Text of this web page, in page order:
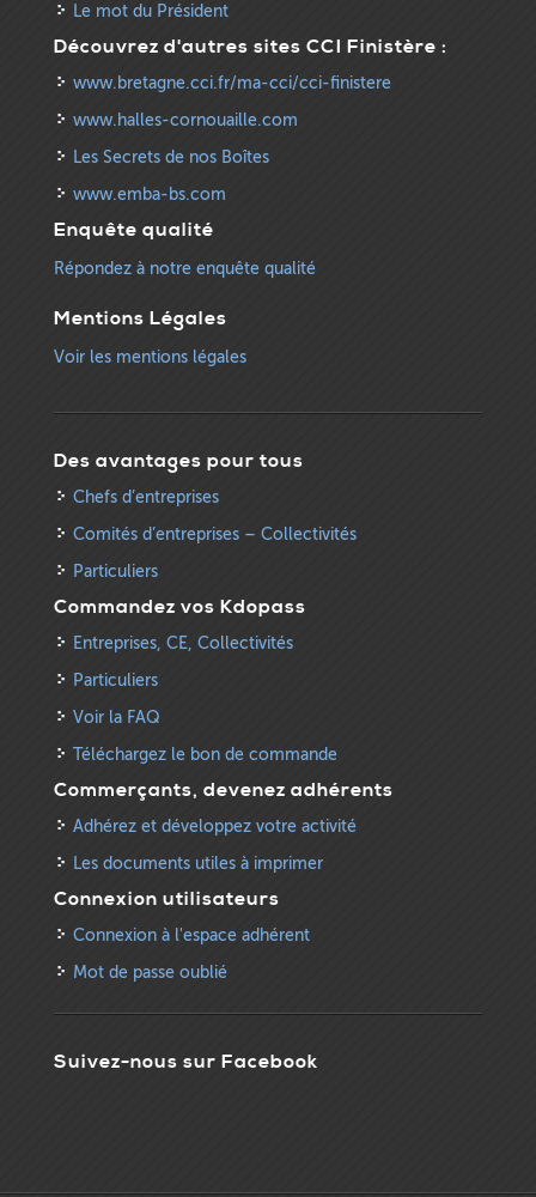
Le mot du Président
Découvrez d'autres sites CCI Finistère :
www.bretagne.cci.fr/ma-cci/cci-finistere
www.halles-cornouaille.com
Les Secrets de nos Boîtes
www.emba-bs.com
Enquête qualité
Répondez à notre enquête qualité
Mentions Légales
Voir les mentions légales
Des avantages pour tous
Chefs d’entreprises
Comités d’entreprises – Collectivités
Particuliers
Commandez vos Kdopass
Entreprises, CE, Collectivités
Particuliers
Voir la FAQ
Téléchargez le bon de commande
Commerçants, devenez adhérents
Adhérez et développez votre activité
Les documents utiles à imprimer
Connexion utilisateurs
Connexion à l'espace adhérent
Mot de passe oublié
Suivez-nous sur Facebook